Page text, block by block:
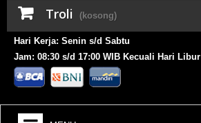
Troli (kosong)
Hari Kerja: Senin s/d Sabtu
Jam: 08:30 s/d 17:00 WIB Kecuali Hari Libur